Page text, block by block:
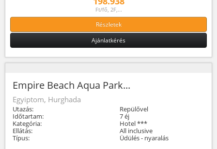
Ft/fő, 2F,...
Részletek
Ajánlatkérés
Empire Beach Aqua Park...
Egyiptom, Hurghada
Utazás:
Repülővel
Időtartam:
7 éj
Kategória:
Hotel ***
Ellátás:
All inclusive
Típus:
Üdülés - nyaralás